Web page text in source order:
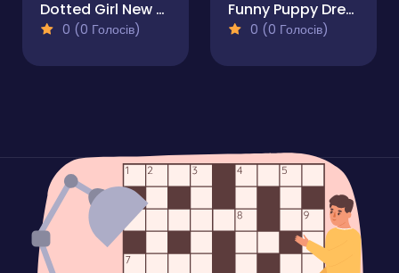
Dotted Girl New Era
0 (0 Голосів)
Funny Puppy Dressup
0 (0 Голосів)